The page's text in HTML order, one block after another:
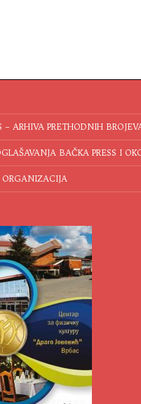
– ARHIVA PRETHODNIH
BAČKA PRESS I
ORGANIZACIJA